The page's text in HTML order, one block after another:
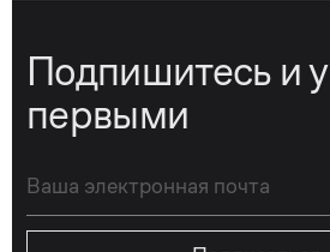
Подпишитесь и
первыми